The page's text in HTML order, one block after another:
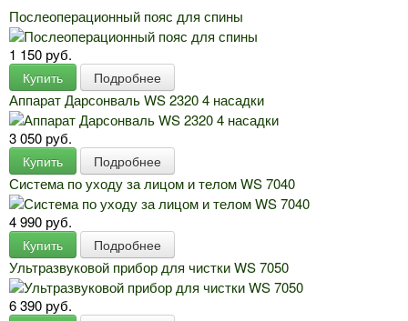
Послеоперационный пояс для спины
1 150 руб.
Купить Подробнее
Аппарат Дарсонваль WS 2320 4 насадки
3 050 руб.
Купить Подробнее
Система по уходу за лицом и телом WS 7040
4 990 руб.
Купить Подробнее
Ультразвуковой прибор для чистки WS 7050
6 390 руб.